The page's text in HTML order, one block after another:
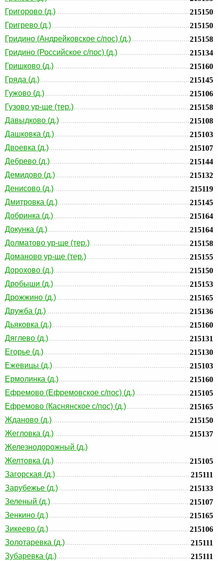
Григорово (д.)
215150
Григрево (д.)
215150
Гридино (Андрейковское с/пос) (д.)
215158
Гридино (Российское с/пос) (д.)
215134
Гришково (д.)
215160
Гряда (д.)
215145
Гужово (д.)
215106
Гузово ур-ще (тер.)
215158
Давыдково (д.)
215108
Дашковка (д.)
215103
Двоевка (д.)
215107
Дебрево (д.)
215144
Демидово (д.)
215132
Денисово (д.)
215119
Дмитровка (д.)
215145
Добринка (д.)
215164
Докунка (д.)
215164
Долматово ур-ще (тер.)
215158
Доманово ур-ще (тер.)
215155
Дорохово (д.)
215150
Дробыши (д.)
215153
Дрожжино (д.)
215165
Дружба (д.)
215136
Дьяковка (д.)
215160
Дяглево (д.)
215131
Егорье (д.)
215130
Ежевицы (д.)
215103
Ермолинка (д.)
215160
Ефремово (Ефремовское с/пос) (д.)
215105
Ефремово (Каснянское с/пос) (д.)
215165
Жданово (д.)
215150
Жегловка (д.)
215137
Железнодорожный (д.)
Желтовка (д.)
215105
Загорская (д.)
215111
Зарубежье (д.)
215133
Зеленый (д.)
215107
Зенкино (д.)
215165
Зикеево (д.)
215106
Золотаревка (д.)
215111
Зубаревка (д.)
215111